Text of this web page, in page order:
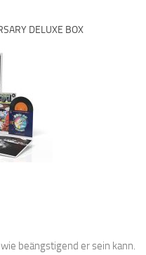
DELUXE BOX
beängstigend er sein kann.